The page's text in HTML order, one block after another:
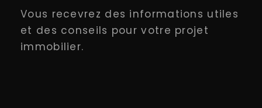
Vous recevrez des informations utiles
et des conseils pour votre projet
immobilier.